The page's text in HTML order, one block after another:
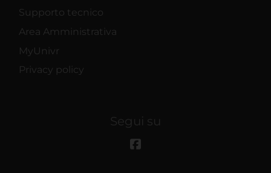
Supporto tecnico
Area Amministrativa
MyUnivr
Privacy policy
Segui su